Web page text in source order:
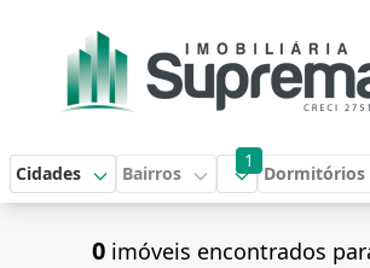
Cidades Bairros
1
Dormitórios
0 imóveis encontrados